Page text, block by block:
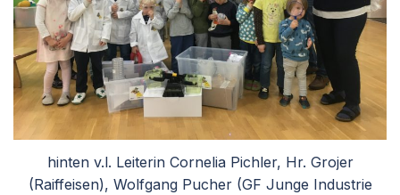
hinten v.l. Leiterin Cornelia Pichler, Hr. Grojer
(Raiffeisen), Wolfgang Pucher (GF Junge Industrie